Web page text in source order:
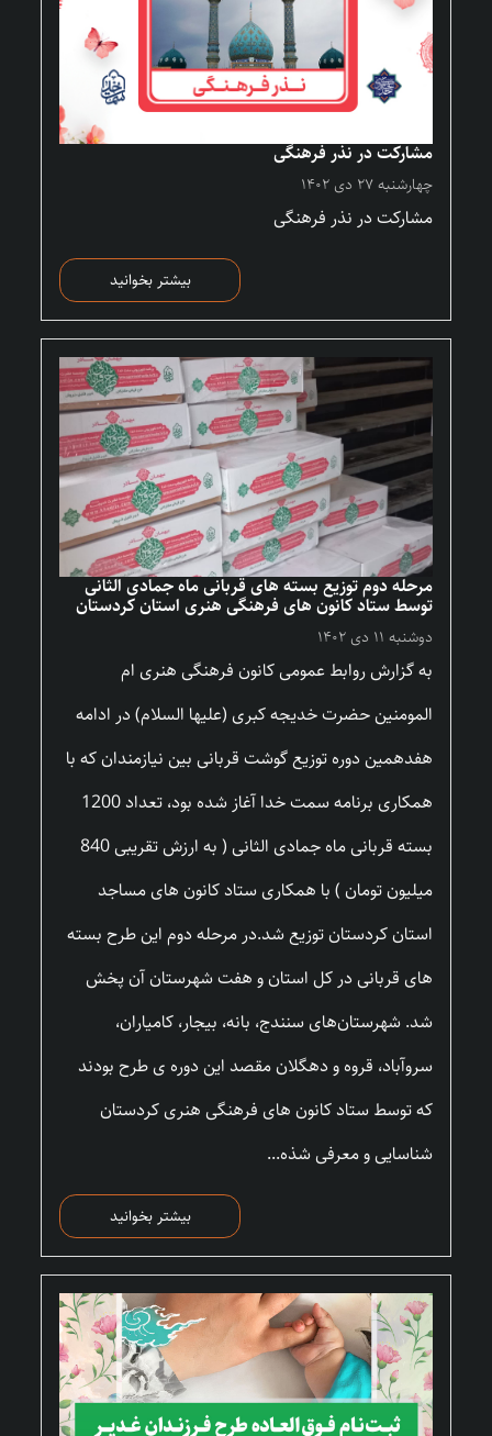
مشارکت در نذر فرهنگی
چهارشنبه ۲۷ دی ۱۴۰۲
مشارکت در نذر فرهنگی
بیشتر بخوانید
مرحله دوم توزیع بسته های قربانی ماه جمادی الثانی
توسط ستاد کانون های فرهنگی هنری استان کردستان
دوشنبه ۱۱ دی ۱۴۰۲
به گزارش روابط عمومی کانون فرهنگی هنری ام
المومنین حضرت خدیجه کبری (علیها السلام) در ادامه
هفدهمین دوره توزیع گوشت قربانی بین نیازمندان که با
همکاری برنامه سمت خدا آغاز شده بود، تعداد 1200
بسته قربانی ماه جمادی الثانی ( به ارزش تقریبی 840
میلیون تومان ) با همکاری ستاد کانون های مساجد
استان کردستان توزیع شد.در مرحله دوم این طرح بسته
های قربانی در کل استان و هفت شهرستان آن پخش
شد. شهرستان‌های سنندج، بانه، بیجار، کامیاران،
سروآباد، قروه و دهگلان مقصد این دوره ی طرح بودند
که توسط ستاد کانون های فرهنگی هنری کردستان
شناسایی و معرفی شذه...
بیشتر بخوانید